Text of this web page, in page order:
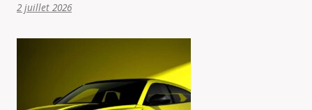
2 juillet 2026